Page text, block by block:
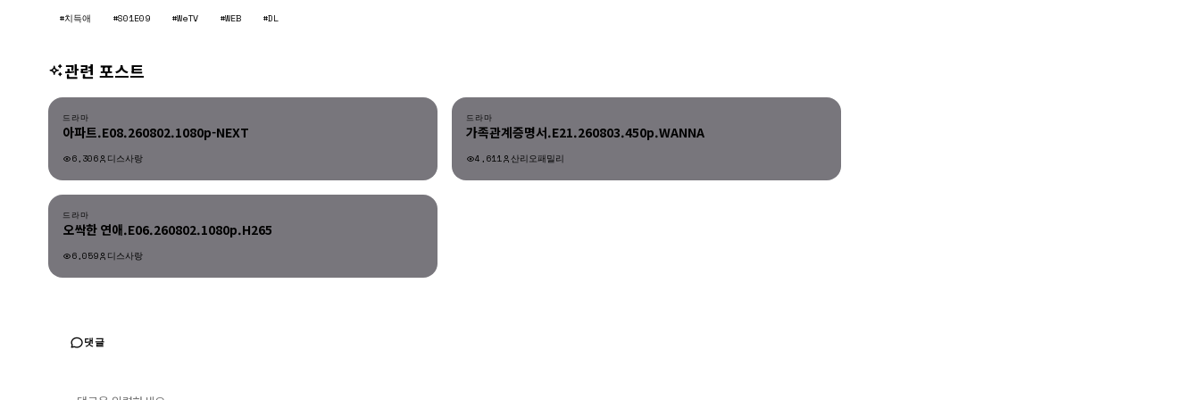
#치득애
#S01E09 #WeTV #WEB #DL
관련 포스트
드라마
드라마
아파트.E08.260802.1080p-NEXT
6,306 디스사랑
드라마
드라마
오싹한 연애.E06.260802.1080p.H265
6,059 디스사랑
드라마
드라마
가족관계증명서.E21.260803.450p.WANNA
4,611 산리오패밀리
댓글